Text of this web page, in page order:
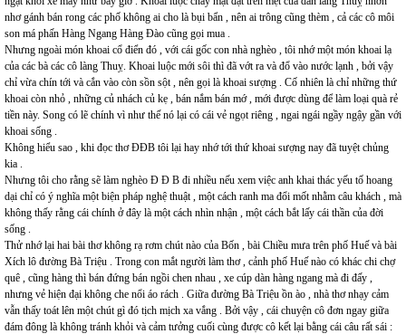
nhơ gánh bán rong các phố không ai cho là bụi bẩn , nên ai trông cũng thèm , cả các cô môi
son má phấn Hàng Ngang Hàng Đào cũng gọi mua .
Nhưng ngoài món khoai cổ điển đó , với cái gốc con nhà nghèo , tôi nhớ một món khoai lạ
của các bà các cô làng Thuỵ. Khoai luộc mới sôi thì đã vớt ra và đổ vào nước lạnh , bởi vậy
chỉ vừa chín tới và cắn vào còn sồn sột , nên gọi là khoai sượng . Cố nhiên là chỉ những thứ
khoai còn nhỏ , những củ nhách củ kẹ , bán nắm bán mớ , mới được dùng để làm loại quà rẻ
tiền này. Song có lẽ chính vì như thế nó lại có cái vẻ ngọt riêng , ngai ngái ngầy ngậy gần với
khoai sống .
Không hiểu sao , khi đọc thơ ĐĐB tôi lại hay nhớ tới thứ khoai sượng nay đã tuyệt chủng
kia .
Nhưng tôi cho rằng sẽ làm nghèo Đ Đ B đi nhiều nếu xem việc anh khai thác yếu tố hoang
dại chỉ có ý nghĩa một biện pháp nghệ thuật , một cách ranh ma đổi mốt nhằm câu khách , mà
không thấy rằng cái chính ở đây là một cách nhìn nhận , một cách bắt lấy cái thần của đời
sống .
Thử nhớ lại hai bài thơ không rạ rơm chút nào của Bốn , bài Chiều mưa trên phố Huế và bài
Xích lô đường Bà Triệu . Trong con mắt người làm thơ , cảnh phố Huế nào có khác chi chợ
quê , cũng hàng thì bán đứng bán ngồi chen nhau , xe cúp dàn hàng ngang mà đi đấy ,
nhưng vẻ hiện đại không che nổi áo rách . Giữa đường Bà Triệu ồn ào , nhà thơ nhạy cảm
vẫn thấy toát lên một chút gì đó tịch mịch xa vắng . Bởi vậy , cái chuyện cô đơn ngay giữa
đám đông là không tránh khỏi và cảm tưởng cuối cùng được cô kết lại bằng cái câu rất sái :